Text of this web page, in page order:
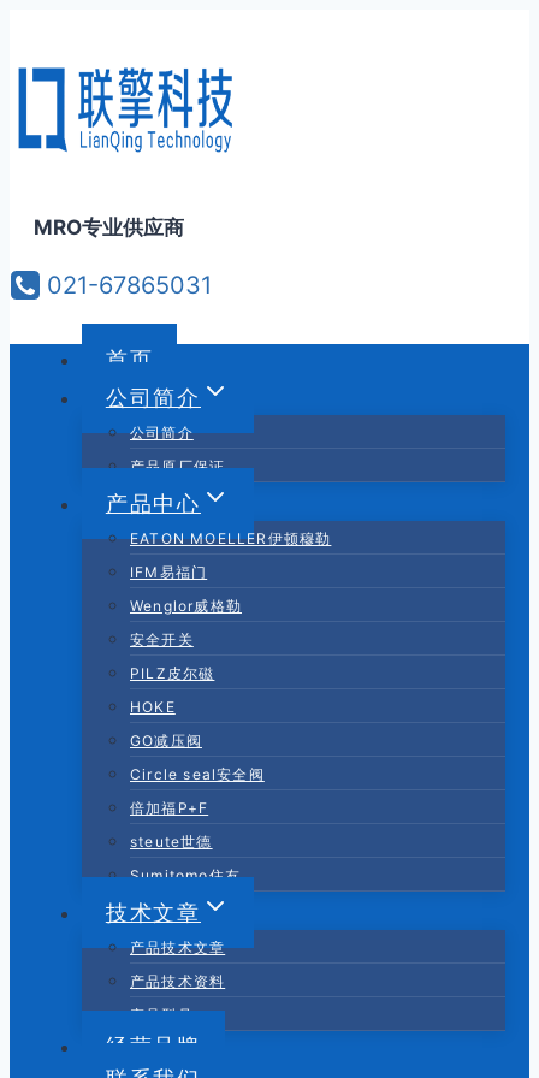
MRO专业供应商
021-67865031
首页
公司简介
公司简介
产品原厂保证
产品中心
EATON MOELLER伊顿穆勒
IFM易福门
Wenglor威格勒
安全开关
PILZ皮尔磁
HOKE
GO减压阀
Circle seal安全阀
倍加福P+F
steute世德
Sumitomo住友
技术文章
产品技术文章
产品技术资料
产品型号
经营品牌